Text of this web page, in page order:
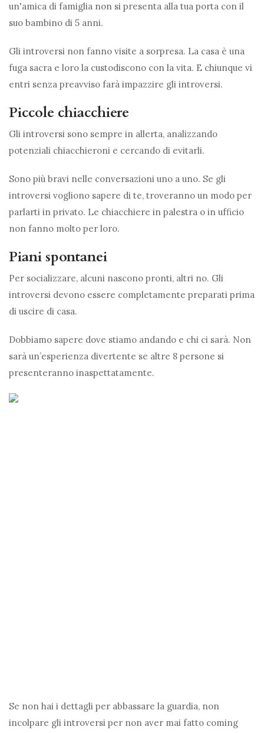
un'amica di famiglia non si presenta alla tua porta con il
suo bambino di 5 anni.
Gli introversi non fanno visite a sorpresa. La casa è una
fuga sacra e loro la custodiscono con la vita. E chiunque vi
entri senza preavviso farà impazzire gli introversi.
Piccole chiacchiere
Gli introversi sono sempre in allerta, analizzando
potenziali chiacchieroni e cercando di evitarli.
Sono più bravi nelle conversazioni uno a uno. Se gli
introversi vogliono sapere di te, troveranno un modo per
parlarti in privato. Le chiacchiere in palestra o in ufficio
non fanno molto per loro.
Piani spontanei
Per socializzare, alcuni nascono pronti, altri no. Gli
introversi devono essere completamente preparati prima
di uscire di casa.
Dobbiamo sapere dove stiamo andando e chi ci sarà. Non
sarà un’esperienza divertente se altre 8 persone si
presenteranno inaspettatamente.
Se non hai i dettagli per abbassare la guardia, non
incolpare gli introversi per non aver mai fatto coming